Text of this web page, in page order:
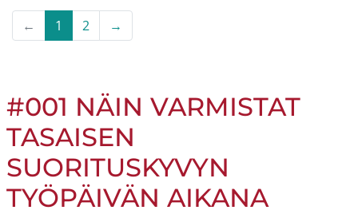
← 1 2 →
#001 NÄIN VARMISTAT
TASAISEN
SUORITUSKYVYN
TYÖPÄIVÄN AIKANA